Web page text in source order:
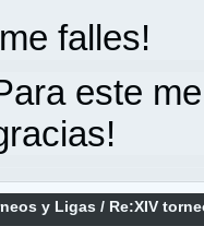
falles!
este
y Ligas / Re:XIV